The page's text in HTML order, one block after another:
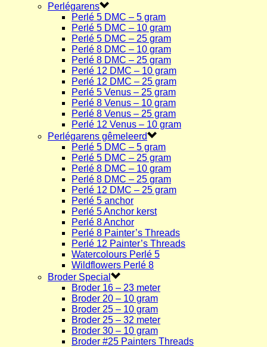
Perlégarens
Perlé 5 DMC – 5 gram
Perlé 5 DMC – 10 gram
Perlé 5 DMC – 25 gram
Perlé 8 DMC – 10 gram
Perlé 8 DMC – 25 gram
Perlé 12 DMC – 10 gram
Perlé 12 DMC – 25 gram
Perlé 5 Venus – 25 gram
Perlé 8 Venus – 10 gram
Perlé 8 Venus – 25 gram
Perlé 12 Venus – 10 gram
Perlégarens gêmeleerd
Perlé 5 DMC – 5 gram
Perlé 5 DMC – 25 gram
Perlé 8 DMC – 10 gram
Perlé 8 DMC – 25 gram
Perlé 12 DMC – 25 gram
Perlé 5 anchor
Perlé 5 Anchor kerst
Perlé 8 Anchor
Perlé 8 Painter’s Threads
Perlé 12 Painter’s Threads
Watercolours Perlé 5
Wildflowers Perlé 8
Broder Special
Broder 16 – 23 meter
Broder 20 – 10 gram
Broder 25 – 10 gram
Broder 25 – 32 meter
Broder 30 – 10 gram
Broder #25 Painters Threads